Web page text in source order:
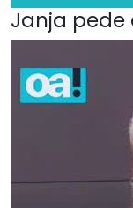
Janja pede